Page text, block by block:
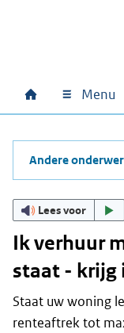
Hoofdnavigatie
Home Menu
Andere
Lees voor
Ik verhuur
staat - krijg
Staat uw woning
renteaftrek tot